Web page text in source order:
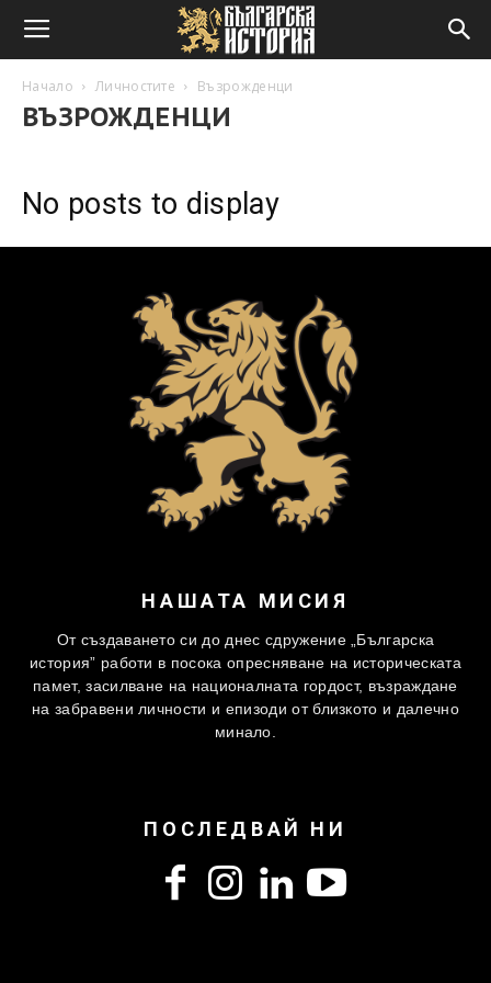
Начало Личностите Възрожденци
ВЪЗРОЖДЕНЦИ
No posts to display
НАШАТА МИСИЯ
От създаването си до днес сдружение „Българска
история” работи в посока опресняване на историческата
памет, засилване на националната гордост, възраждане
на забравени личности и епизоди от близкото и далечно
минало.
ПОСЛЕДВАЙ НИ